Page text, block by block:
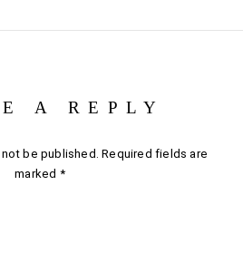
A REPLY
be published. Required fields are
marked *